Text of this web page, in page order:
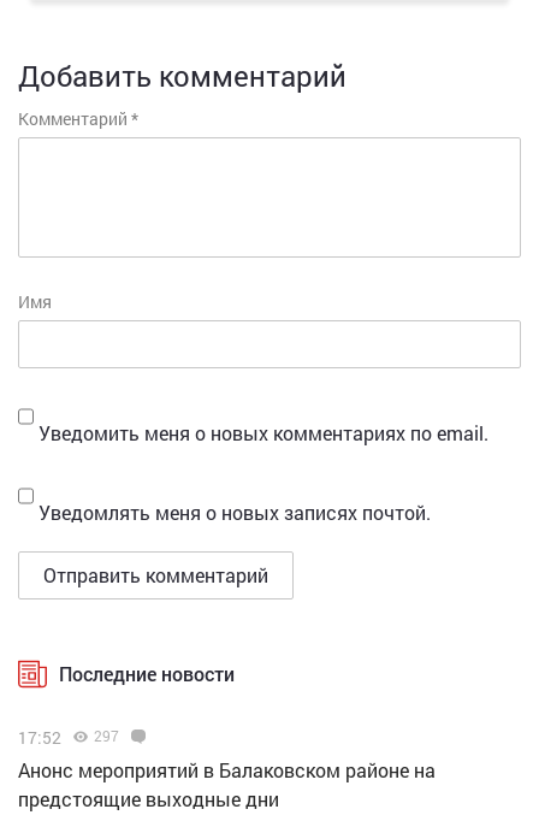
Добавить комментарий
Комментарий *
Имя
Уведомить меня о новых комментариях по email.
Уведомлять меня о новых записях почтой.
Последние новости
17:52 297
Анонс мероприятий в Балаковском районе на
предстоящие выходные дни